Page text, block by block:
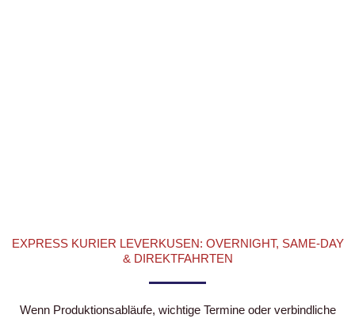
EXPRESS KURIER LEVERKUSEN: OVERNIGHT, SAME-DAY
& DIREKTFAHRTEN
Wenn Produktionsabläufe, wichtige Termine oder verbindliche